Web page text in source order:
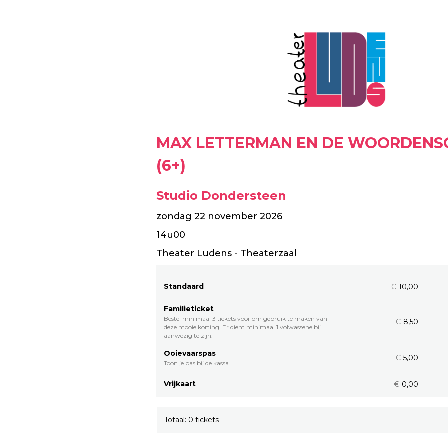
MAX LETTERMAN EN DE
(6+)
Studio Dondersteen
zondag 22 november 2026
14u00
Theater Ludens - Theaterzaal
Standaard € 10,00
Familieticket
Bestel minimaal 3 tickets voor om gebruik te maken van
deze mooie korting. Er dient minimaal 1 volwassene bij
aanwezig te zijn.
€ 8,50
Ooievaarspas
Toon je pas bij de kassa
€ 5,00
Vrijkaart € 0,00
Totaal: 0 tickets